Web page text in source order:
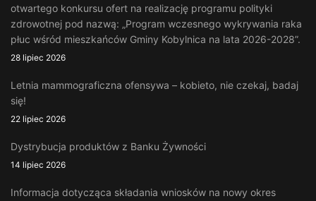
otwartego konkursu ofert na realizację programu polityki
zdrowotnej pod nazwą: „Program wczesnego wykrywania raka
płuc wśród mieszkańców Gminy Kobylnica na lata 2026-2028”.
28 lipiec 2026
Letnia mammograficzna ofensywa – kobieto, nie czekaj, badaj
się!
22 lipiec 2026
Dystrybucja produktów z Banku Żywności
14 lipiec 2026
Informacja dotycząca składania wniosków na nowy okres